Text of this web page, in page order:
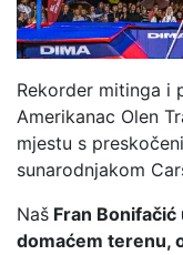
Rekorder mitinga i
Amerikanac Olen
mjestu s
sunarodnjakom
Naš Fran
domaćem terenu,